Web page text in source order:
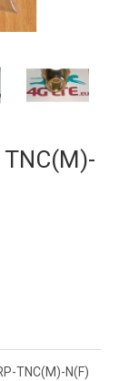
TNC(M)-
TNC(M)-N(F)